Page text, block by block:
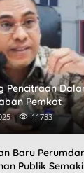
Pencitraan
Pemkot
11733
Baru
Publik